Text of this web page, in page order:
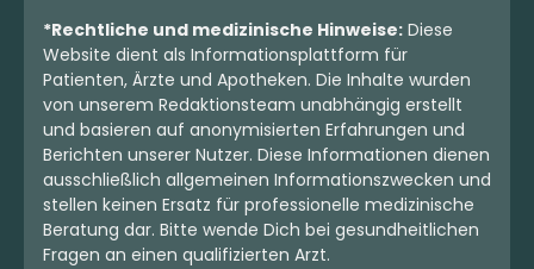
*Rechtliche und medizinische Hinweise: Diese
Website dient als Informationsplattform für
Patienten, Ärzte und Apotheken. Die Inhalte wurden
von unserem Redaktionsteam unabhängig erstellt
und basieren auf anonymisierten Erfahrungen und
Berichten unserer Nutzer. Diese Informationen dienen
ausschließlich allgemeinen Informationszwecken und
stellen keinen Ersatz für professionelle medizinische
Beratung dar. Bitte wende Dich bei gesundheitlichen
Fragen an einen qualifizierten Arzt.